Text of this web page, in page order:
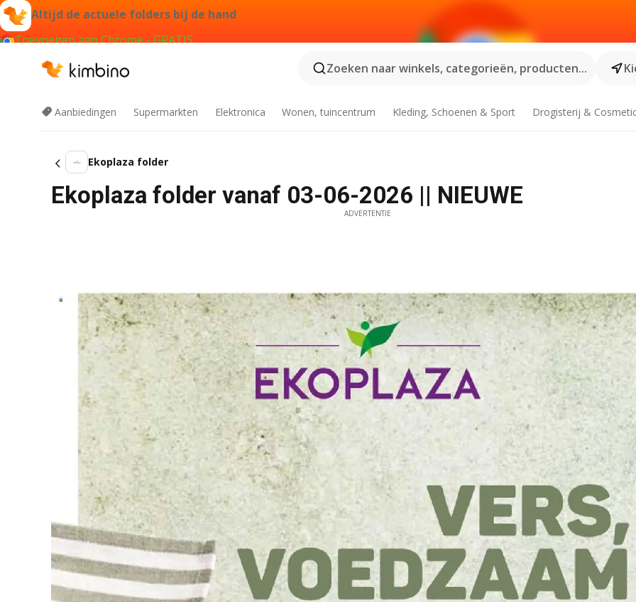
Altijd de actuele folders bij de hand
Toevoegen aan Chrome - GRATIS
Zoeken naar winkels, categorieën, producten...
Aanbiedingen Supermarkten Elektronica Wonen, tuincentrum Kleding, Schoenen & Sport Drogisterij &
Ekoplaza folder
Ekoplaza folder vanaf 03-06-2026 || NIEUWE
ADVERTENTIE